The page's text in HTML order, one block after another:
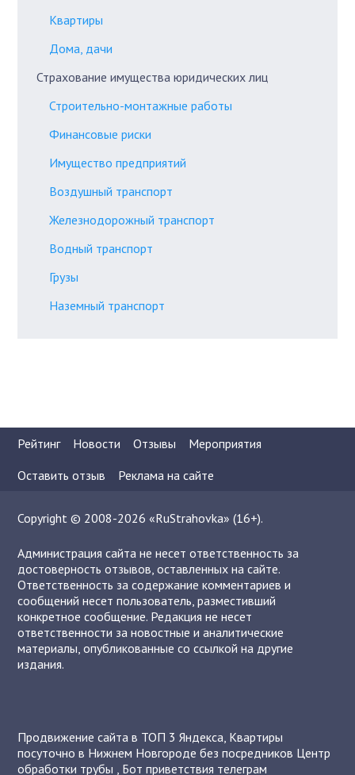
Квартиры
Дома, дачи
Страхование имущества юридических лиц
Строительно-монтажные работы
Финансовые риски
Имущество предприятий
Воздушный транспорт
Железнодорожный транспорт
Водный транспорт
Грузы
Наземный транспорт
Рейтинг Новости Отзывы
Мероприятия
Оставить отзыв
Реклама на сайте
Copyright © 2008-2026 «RuStrahovka» (16+).
Администрация сайта не несет ответственность за
достоверность отзывов, оставленных на сайте.
Ответственность за содержание комментариев и
сообщений несет пользователь, разместивший
конкретное сообщение. Редакция не несет
ответственности за новостные и аналитические
материалы, опубликованные со ссылкой на другие
издания.
Продвижение сайта в ТОП 3 Яндекса Квартиры
посуточно в Нижнем Новгороде без посредников Центр
обработки трубы
Бот приветствия телеграм